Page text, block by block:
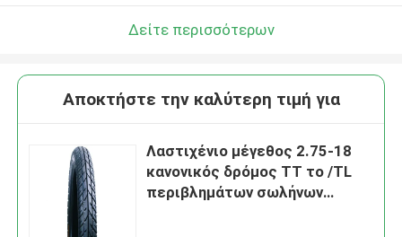
Δείτε περισσότερων
Αποκτήστε την καλύτερη τιμή για
Λαστιχένιο μέγεθος 2.75-18
κανονικός δρόμος TT το /TL
περιβλημάτων σωλήνων